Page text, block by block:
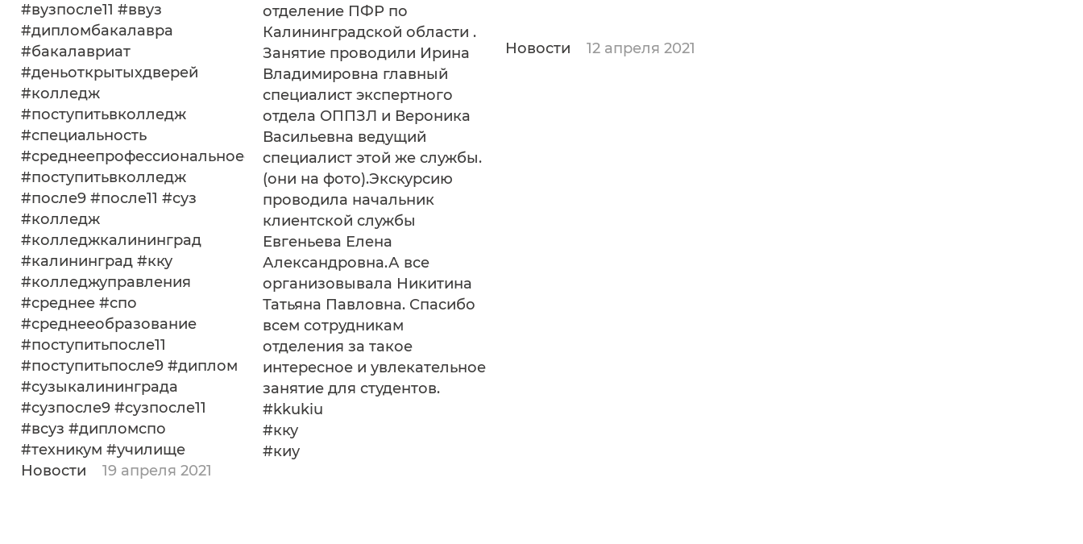
#вузпосле11 #ввуз
#дипломбакалавра
#бакалавриат
#деньоткрытыхдверей
#колледж
#поступитьвколледж
#специальность
#среднеепрофессиональноеобразование
#поступитьвколледж
#после9 #после11 #суз
#колледж
#колледжкалининград
#калининград #кку
#колледжуправления
#среднее #спо
#среднееобразование
#поступитьпосле11
#поступитьпосле9 #диплом
#сузыкалининграда
#сузпосле9 #сузпосле11
#всуз #дипломспо
#техникум #училище
Новости
19 апреля 2021
отделение ПФР по
Калининградской области .
Занятие проводили Ирина
Владимировна главный
специалист экспертного
отдела ОППЗЛ и Вероника
Васильевна ведущий
специалист этой же службы.
(они на фото).Экскурсию
проводила начальник
клиентской службы
Евгеньева Елена
Александровна.А все
организовывала Никитина
Татьяна Павловна. Спасибо
всем сотрудникам
отделения за такое
интересное и увлекательное
занятие для студентов.
#kkukiu
#кку
#киу
Новости 12 апреля 2021